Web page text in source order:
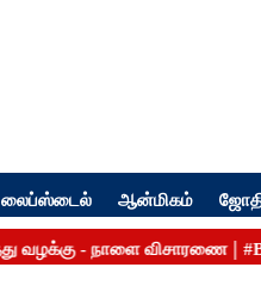
லைப்ஸ்டைல் ஆன்மிகம்